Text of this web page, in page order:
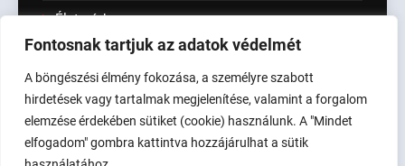
Fontosnak tartjuk az adatok védelmét
A böngészési élmény fokozása, a személyre szabott
hirdetések vagy tartalmak megjelenítése, valamint a forgalom
elemzése érdekében sütiket (cookie) használunk. A "Mindet
elfogadom" gombra kattintva hozzájárulhat a sütik
Életmód
Fashion
Kert
Tech & IT